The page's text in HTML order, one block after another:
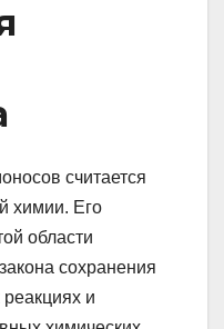
считается
химии. Его
области
сохранения
и